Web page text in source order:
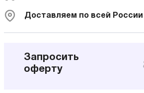
Доставляем по всей России
Запросить
оферту